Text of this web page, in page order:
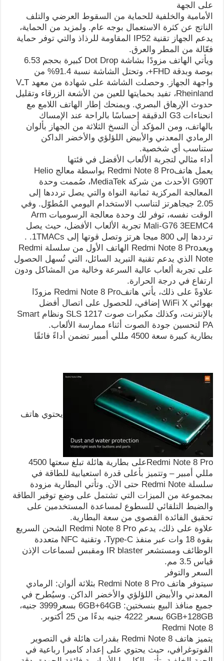
على الجهة
الأمامية والخلفية للحماية من السقوط العرضي والتلف
الناتج عن كثرة الاستعمال بوجه عام. ولمزيد من الحماية،
يدعم الجهاز تقنية IP52 المقاومة للرذاذ والتي توفر حماية
فعّالة من المطر والعرق.
ويأتي الهاتف مزودًا بشاشة Dot Drop كبيرة بحجم 6.53
بوصة وبدقة FHD+، وتحتل الشاشة نسبة 91.4% من
واجهة الجهاز. وحصلت الشاشة على شهادة من معهد TـV
Rheinland، تفيد بحمايتها للعين من الأشعة الزرقاء وتقليل
حدوث الإرهاق البصري. ويمنحك إطار الهاتف اللامع مع
انحناءات G3 الدقيقة إحساسًا بالراحة عند الإمساك
بالهاتف، ومن المؤكد أن النسخ الثلاثة من الجهاز بألوان
الرمادي المعدني والأبيض اللؤلؤي والأخضر الداكن
ستناسب أي شخصية.
أداء مثالي لتجربة الألعاب الأفضل في فئتها
يعمل هاتفRedmi Note 8 Pro بواسطة معالج Helio
G90T الأحدث من شركة MediaTek، صُممت وحدة
المعالجة المركزية ثمانية النواة والتي يصل ترددها إلى
2.05 جيجاهرتز لتناسب الاستخدام اليومي المُطوّل. وفي
الوقت نفسه، توفر لك وحدة معالجة الرسوميات Arm
Mali-G76 3EEMC4 تجربة الألعاب الأفضل، حيث يصل
ترددها إلى 800 ميجا هرتز وتصل قوتها إلى 1TMACs. .
ويعدRedmi Note 8 Pro الهاتف الأول من سلسلة Redmi
Note الذي يدعم تقنية التبريد السائل، التي تُسهل الحصول
على تجربة ألعاب عالية السرعة وخالية من المشاكل ودون
ارتفاع في درجة الحرارة.
علاوةً على ذلك، يأتي هاتفRedmi Note 8 Pro مزودّا
بهوائي WiFi X إضافي، للحصول على اتصال أفضل
بالإنترنت، وكذلك مكبرات صوت SLS 1217 ونظام Smart
PA لتحسين جودة الصوت أثناء ممارسة الألعاب.
بطارية كبيرة سعة 4500 مللي أمبير تضمن أداءً فائقًا
يحتوي هاتف
Redmi Note 8 Proعلى بطارية هائلة تبلغ سعتها 4500
مللي أمبير – وتتميز بأعلى قدرة استعيابية للطاقة في
سلسلة Redmi Note حتى الآن. وتأتي البطارية مزودة
بمجموعة من الميزات التي تشتمل على وضع توفير الطاقة
والضبط التلقائي للسطوع لمساعدة المستخدمين على
تحقيق الفائدة القصوى من سعة البطارية.
علاوة على ذلك، يدعم Redmi Note 8 Pro الشحن السريع
بقوة 18 وات عبر منفذ Type-C، وتقنية NFC متعددة
الوظائف ومستشعر IR blaster ومقبس لسماعات الإذن
قياس 3.5 مم.
السعر والتوفر
سيتوفر هاتف Redmi Note 8 Pro بثلاثة ألوان: الرمادي
المعدني والأبيض اللؤلؤي والأخضر الداكن. وسيُطرح في
جميع منافذ البيع بنسختين: 6GB+64GB بسعر3999 جنيه،
6GB+128GB بسعر 4222 جنيه بدءًا من 25 أكتوبر.
Redmi Note 8
يتميز هاتف Redmi Note 8 بقدرات هائلة في التصوير
الفوتوغرافي، حيث يحتوي على إعداد كاميرا رباعية في